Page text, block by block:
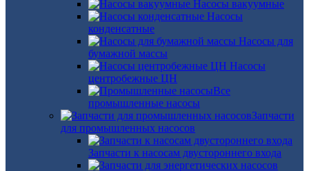
Насосы вакуумные
Насосы
конденсатные
Насосы для
бумажной массы
Насосы
центробежные ЦН
Все
промышленные насосы
Запчасти
для промышленных насосов
Запчасти к насосам двустороннего входа